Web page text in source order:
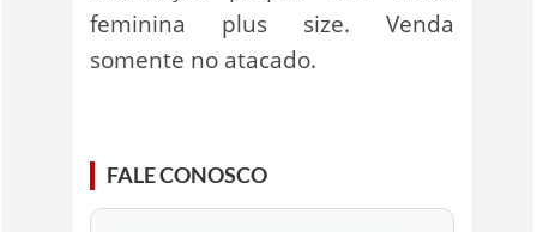
feminina plus size. Venda
somente no atacado.
FALE CONOSCO